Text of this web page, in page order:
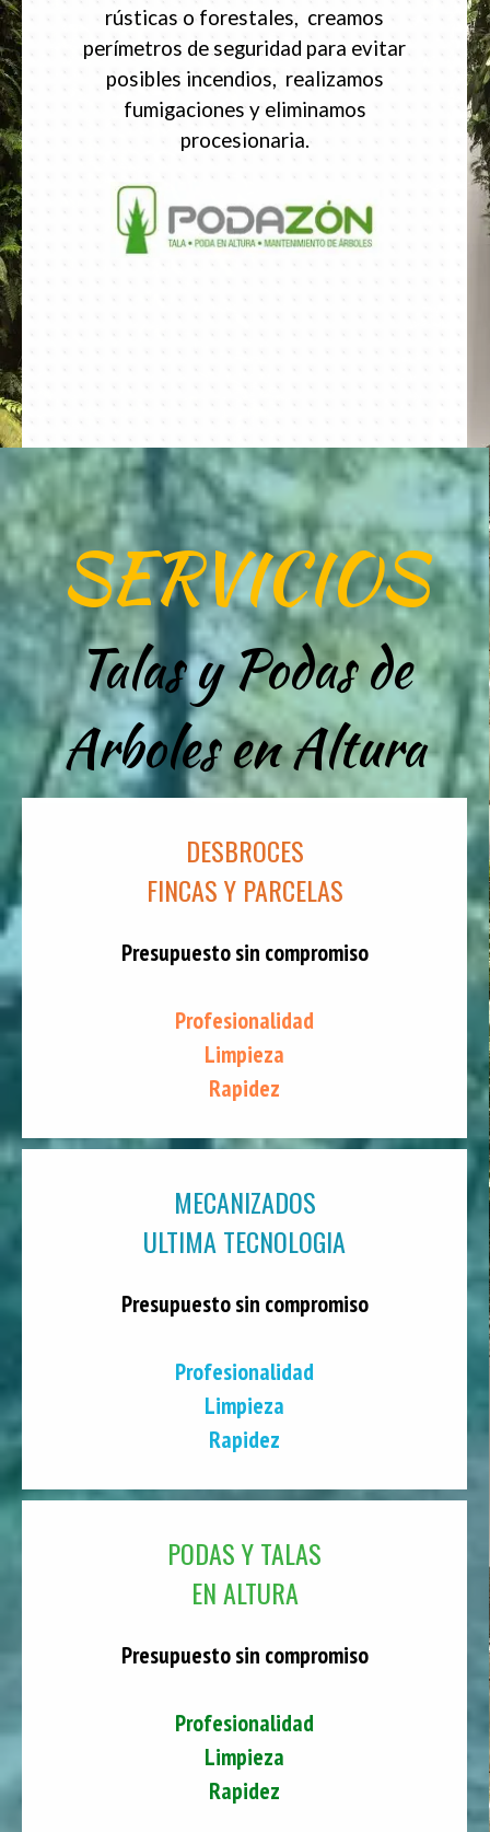
rústicas o forestales, creamos
perímetros de seguridad para evitar
posibles incendios, realizamos
fumigaciones y eliminamos
procesionaria.
SERVICIOS
Talas y Podas de
Arboles en Altura
DESBROCES
FINCAS Y PARCELAS
Presupuesto sin compromiso
Profesionalidad
Limpieza
Rapidez
MECANIZADOS
ULTIMA TECNOLOGIA
Presupuesto sin compromiso
Profesionalidad
Limpieza
Rapidez
PODAS Y TALAS
EN ALTURA
Presupuesto sin compromiso
Profesionalidad
Limpieza
Rapidez